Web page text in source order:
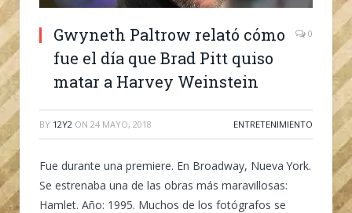
Gwyneth Paltrow relató cómo
fue el día que Brad Pitt quiso
matar a Harvey Weinstein
0
BY 12Y2 ON 24 MAYO, 2018 ENTRETENIMIENTO
Fue durante una premiere. En Broadway, Nueva York.
Se estrenaba una de las obras más maravillosas:
Hamlet. Año: 1995. Muchos de los fotógrafos se